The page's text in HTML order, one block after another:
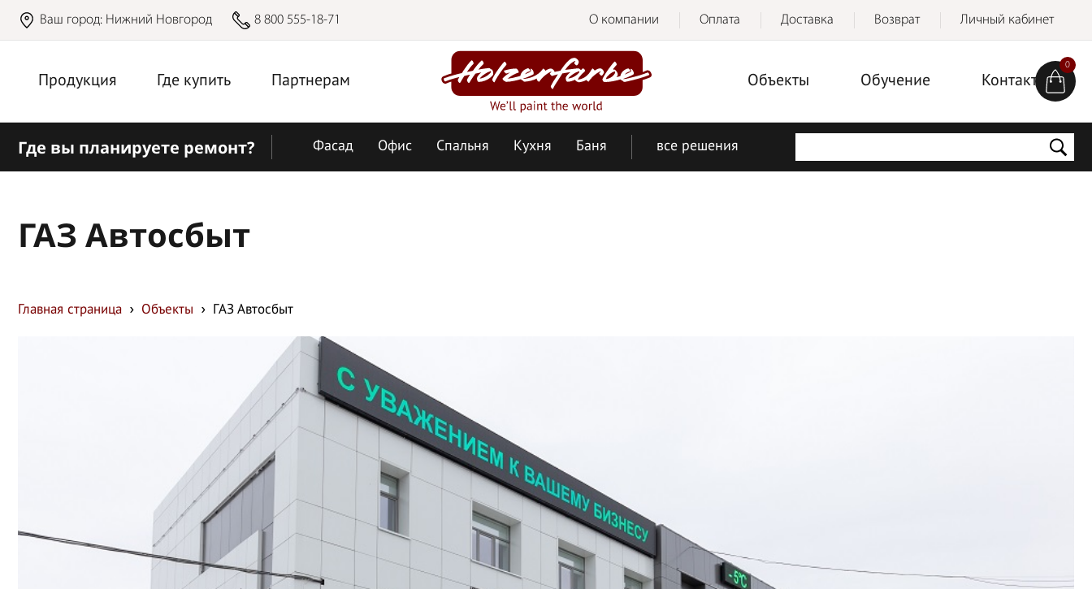
Ваш город: Нижний Новгород 8 800 555-18-71 О компании Оплата Доставка Возврат Личный кабинет
Продукция Где купить Партнерам Объекты Обучение Контакты
Где вы планируете ремонт? Фасад Офис Спальня Кухня Баня все решения
ГАЗ Автосбыт
Главная страница Объекты ГАЗ Автосбыт
0